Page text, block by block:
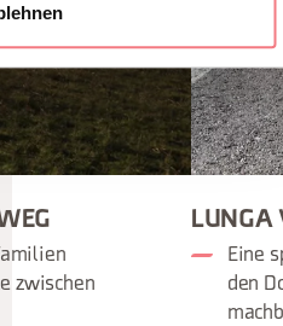
zwischen
LUNGA
Eine
den